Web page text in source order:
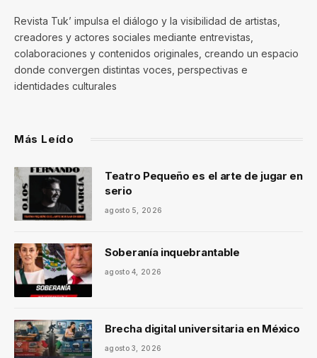
Revista Tuk’ impulsa el diálogo y la visibilidad de artistas,
creadores y actores sociales mediante entrevistas,
colaboraciones y contenidos originales, creando un espacio
donde convergen distintas voces, perspectivas e
identidades culturales
Más Leído
Teatro Pequeño es el arte de jugar en
serio
agosto 5, 2026
Soberanía inquebrantable
agosto 4, 2026
Brecha digital universitaria en México
agosto 3, 2026